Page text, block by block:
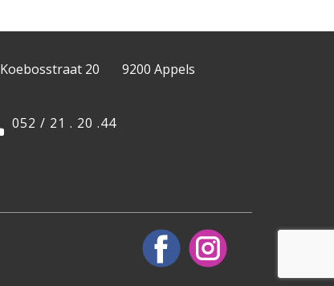
Koebosstraat 20 9200 Appels
052 / 21 . 20 .44